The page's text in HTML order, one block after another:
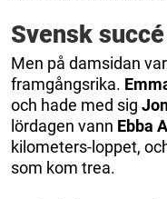
Svensk succé
Men på damsidan
framgångsrika.
och hade med sig
lördagen vann Ebba
kilometers-loppet,
som kom trea.